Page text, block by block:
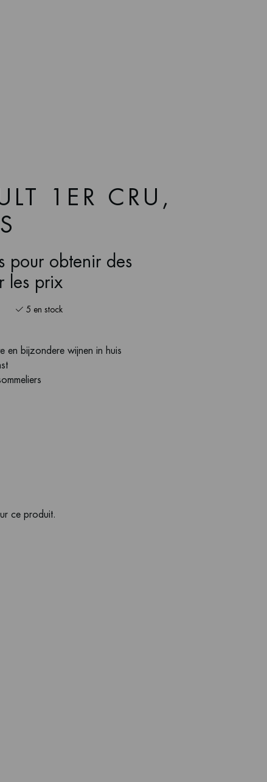
1ER CRU,
pour obtenir des
les prix
5 en stock
en bijzondere wijnen in huis
ce produit.